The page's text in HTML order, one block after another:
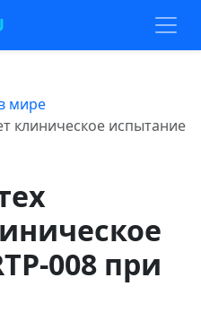
мире
клиническое испытание
008 при